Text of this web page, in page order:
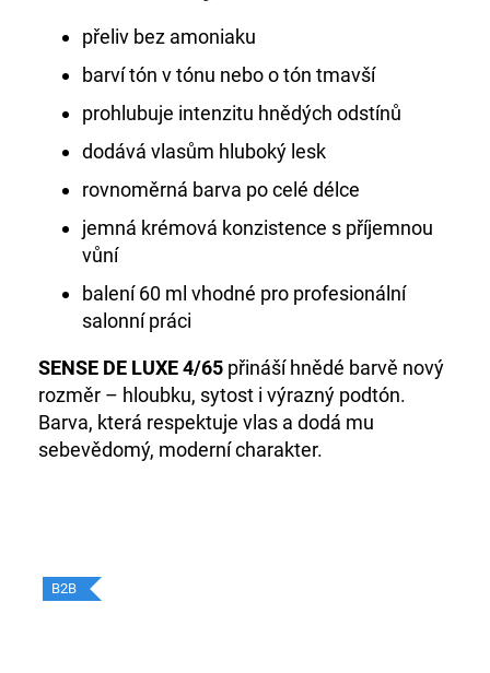
přeliv bez amoniaku
barví tón v tónu nebo o tón tmavší
prohlubuje intenzitu hnědých odstínů
dodává vlasům hluboký lesk
rovnoměrná barva po celé délce
jemná krémová konzistence s příjemnou
vůní
balení 60 ml vhodné pro profesionální
salonní práci
SENSE DE LUXE 4/65 přináší hnědé barvě nový
rozměr – hloubku, sytost i výrazný podtón.
Barva, která respektuje vlas a dodá mu
sebevědomý, moderní charakter.
B2B